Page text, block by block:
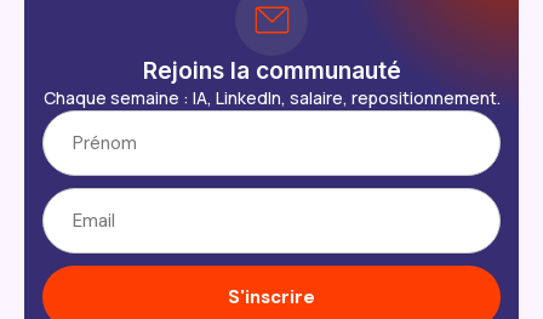
Rejoins la communauté
Chaque semaine : IA, LinkedIn, salaire, repositionnement.
S'inscrire